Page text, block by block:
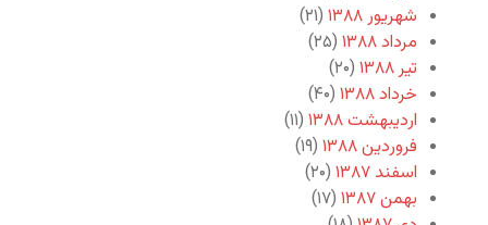
شهریور ۱۳۸۸
(۲۱)
مرداد ۱۳۸۸
(۲۵)
تیر ۱۳۸۸
(۲۰)
خرداد ۱۳۸۸
(۴۰)
اردیبهشت ۱۳۸۸
(۱۱)
فروردین ۱۳۸۸
(۱۹)
اسفند ۱۳۸۷
(۲۰)
بهمن ۱۳۸۷
(۱۷)